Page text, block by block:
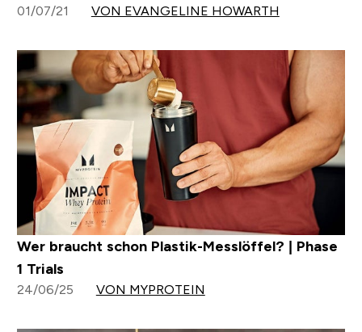
01/07/21 VON EVANGELINE HOWARTH
Wer braucht schon Plastik-Messlöffel? | Phase
1 Trials
24/06/25 VON MYPROTEIN